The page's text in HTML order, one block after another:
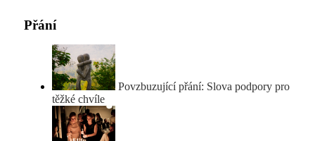
Přání
Povzbuzující přání: Slova podpory pro
těžké chvíle